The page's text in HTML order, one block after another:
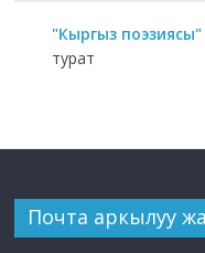
"Кыргыз поэзиясы"
турат
Почта аркылуу